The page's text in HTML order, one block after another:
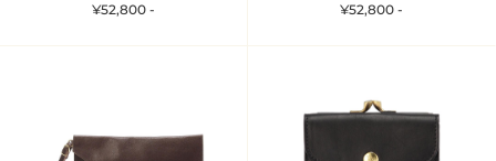
¥52,800 -
¥52,800 -